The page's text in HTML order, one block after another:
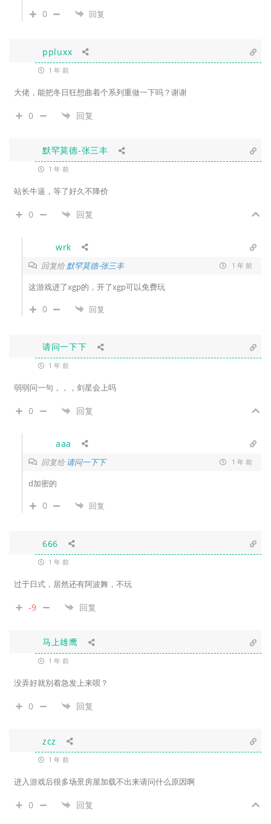
0 回复
ppluxx
1 年 前
大佬，能把冬日狂想曲着个系列重做一下吗？谢谢
0 回复
默罕莫德-张三丰
1 年 前
站长牛逼，等了好久不降价
0 回复
wrk
回复给默罕莫德-张三丰 1 年 前
这游戏进了xgp的，开了xgp可以免费玩
0 回复
请问一下下
1 年 前
弱弱问一句，，，剑星会上吗
0 回复
aaa
回复给请问一下下 1 年 前
d加密的
0 回复
666
1 年 前
过于日式，居然还有阿波舞，不玩
-9 回复
马上雄鹰
1 年 前
没弄好就别着急发上来呗？
0 回复
zcz
1 年 前
进入游戏后很多场景房屋加载不出来请问什么原因啊
0 回复